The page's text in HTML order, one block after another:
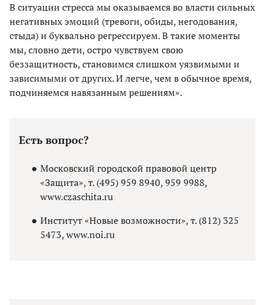
В ситуации стресса мы оказываемся во власти сильных
негативных эмоций (тревоги, обиды, негодования,
стыда) и буквально регрессируем. В такие моменты
мы, словно дети, остро чувствуем свою
беззащитность, становимся слишком уязвимыми и
зависимыми от других. И легче, чем в обычное время,
подчиняемся навязанным решениям».
Есть вопрос?
Московский городской правовой центр
«Защита», т. (495) 959 8940, 959 9988,
www.czaschita.ru
Институт «Новые возможности», т. (812) 325
5473, www.noi.ru